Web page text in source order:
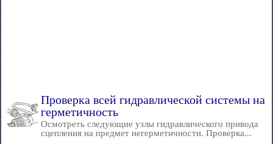
Проверка всей гидравлической системы на
герметичность
Осмотреть следующие узлы гидравлического привода
сцепления на предмет негерметичности. Проверка...